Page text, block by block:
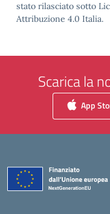
stato rilasciato sotto
Attribuzione 4.0 Italia.
Scarica la
App